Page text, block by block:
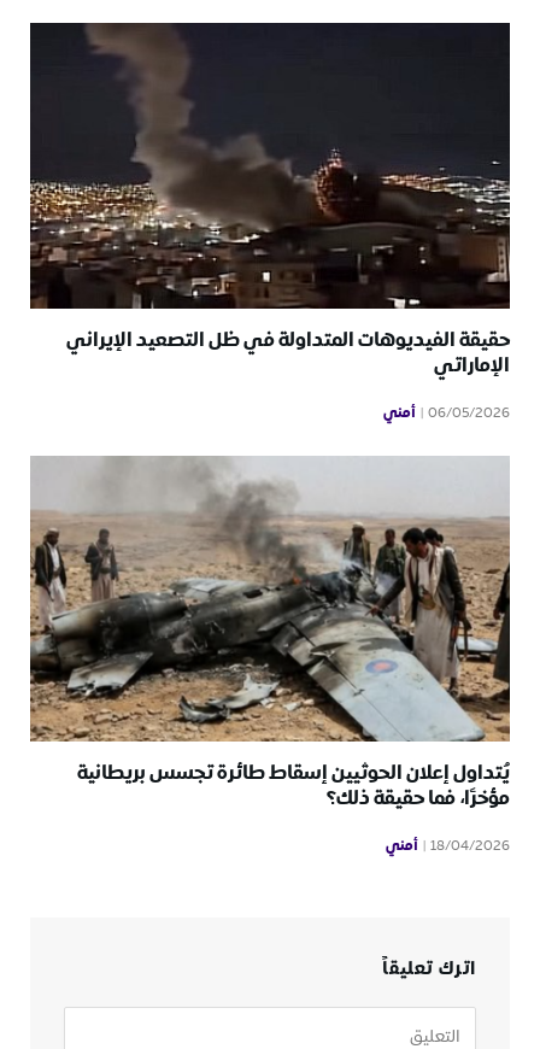
حقيقة الفيديوهات المتداولة في ظل التصعيد الإيراني
الإماراتي
06/05/2026 أمني
يُتداول إعلان الحوثيين إسقاط طائرة تجسس بريطانية
مؤخرًا، فما حقيقة ذلك؟
18/04/2026 أمني
اترك تعليقاً